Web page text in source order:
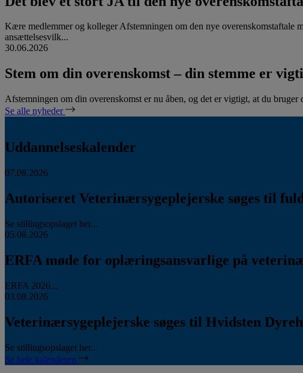
Kære medlemmer og kolleger Afstemningen om den nye
ansættelsesvilk...
30.06.2026
Stem om din overenskomst – din stemme er
Afstemningen om din overenskomst er nu åben, og det er vigtigt, at du
Se alle nyheder
Uddannelseskalender
07.08.2026
Autoriseret Veterinærsygeplejerske søges til
Se stillingsopslaget her...
05.08.2026
ERFA møde for oplæringsansvarlige på
ERFA 2026...
03.08.2026
Veterinærsygeplejerske søges til Hvidsten
Se stillingsopslaget her...
Se hele kalenderen